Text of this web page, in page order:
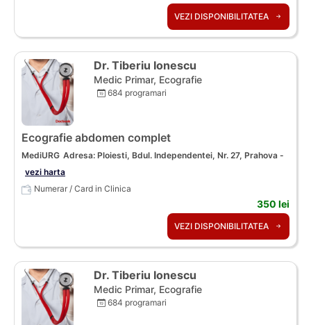
VEZI DISPONIBILITATEA
Dr. Tiberiu Ionescu
Medic Primar, Ecografie
684 programari
Ecografie abdomen complet
MediURG Adresa: Ploiesti, Bdul. Independentei, Nr. 27, Prahova -
vezi harta
Numerar / Card in Clinica
350 lei
VEZI DISPONIBILITATEA
Dr. Tiberiu Ionescu
Medic Primar, Ecografie
684 programari